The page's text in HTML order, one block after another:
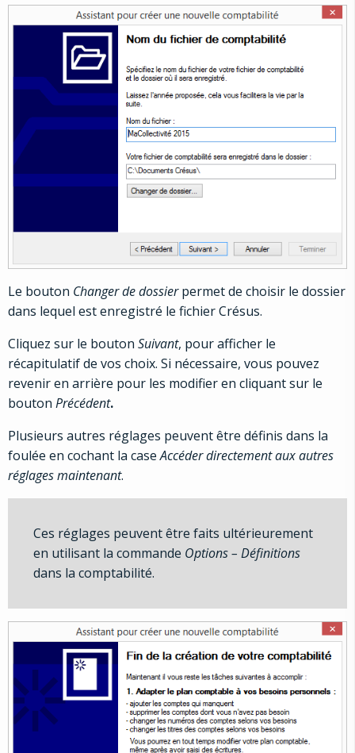
Le bouton Changer de dossierpermet de choisir le dossier
dans lequel est enregistré le fichier Crésus.
Cliquez sur le bouton Suivant, pour afficher le
récapitulatif de vos choix. Si nécessaire, vous pouvez
revenir en arrière pour les modifier en cliquant sur le
bouton Précédent.
Plusieurs autres réglages peuvent être définis dans la
foulée en cochant la caseAccéder directement aux autres
réglages maintenant.
Ces réglages peuvent être faits ultérieurement
en utilisant la commande Options – Définitions
dans la comptabilité.